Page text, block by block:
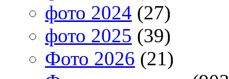
фото 2024 (27)
фото 2025 (39)
Фото 2026 (21)